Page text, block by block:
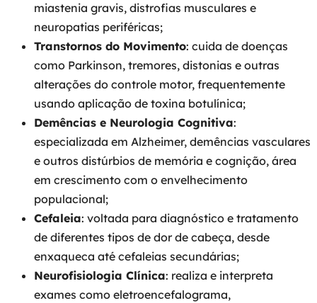
miastenia gravis, distrofias musculares e
neuropatias periféricas;
Transtornos do Movimento: cuida de doenças
como Parkinson, tremores, distonias e outras
alterações do controle motor, frequentemente
usando aplicação de toxina botulínica;
Demências e Neurologia Cognitiva:
especializada em Alzheimer, demências vasculares
e outros distúrbios de memória e cognição, área
em crescimento com o envelhecimento
populacional;
Cefaleia: voltada para diagnóstico e tratamento
de diferentes tipos de dor de cabeça, desde
enxaqueca até cefaleias secundárias;
Neurofisiologia Clínica: realiza e interpreta
exames como eletroencefalograma,